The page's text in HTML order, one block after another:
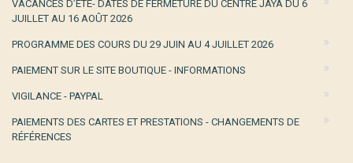
VACANCES D’ÉTÉ- DATES DE FERMETURE DU CENTRE JAYA DU 6
JUILLET AU 16 AOÛT 2026
PROGRAMME DES COURS DU 29 JUIN AU 4 JUILLET 2026
PAIEMENT SUR LE SITE BOUTIQUE - INFORMATIONS
VIGILANCE - PAYPAL
PAIEMENTS DES CARTES ET PRESTATIONS - CHANGEMENTS DE
RÉFÉRENCES